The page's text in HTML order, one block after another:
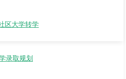
区大学转学
录取规划